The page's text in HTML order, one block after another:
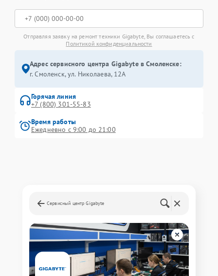
Отправляя заявку на ремонт техники Gigabyte, Вы соглашаетесь с
Политикой конфиденциальности
Адрес сервисного центра Gigabyte в Смоленске:
г. Смоленск, ул. Николаева, 12А
Горячая линия
+7 (800) 301-55-83
Время работы
Ежедневно с 9:00 до 21:00
Сервисный центр Gigabyte